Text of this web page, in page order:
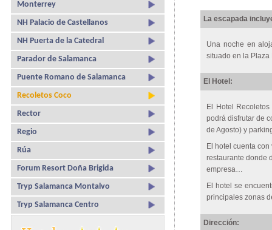
Monterrey
NH Palacio de Castellanos
NH Puerta de la Catedral
Parador de Salamanca
Puente Romano de Salamanca
Recoletos Coco
Rector
Regio
Rúa
Forum Resort Doña Brigida
Tryp Salamanca Montalvo
Tryp Salamanca Centro
La escapada
Una noche en
situado en la Plaza
El Hotel:
El Hotel
podrá disfrutar de
de Agosto) y
El hotel cuenta
restaurante donde
empresa…
El hotel se
principales zonas
Dirección: